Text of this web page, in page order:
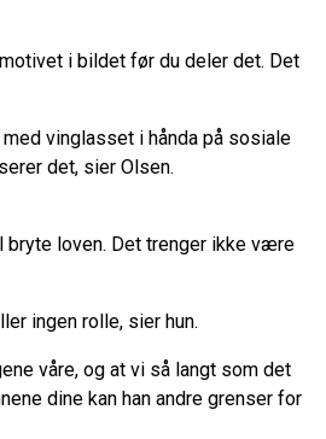
i bildet før du deler det. Det
vinglasset i hånda på sosiale
det, sier Olsen.
loven. Det trenger ikke være
ingen rolle, sier hun.
våre, og at vi så langt som det
dine kan han andre grenser for